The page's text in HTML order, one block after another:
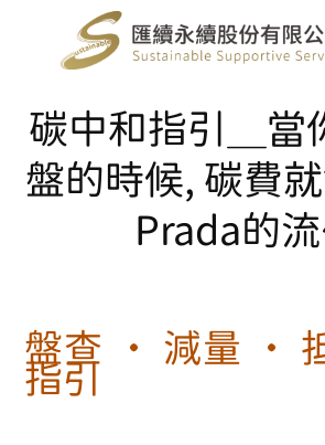
碳中和指引＿當
盤的時候, 碳費
Prada的
盤查 ‧ 減量 ‧
指引